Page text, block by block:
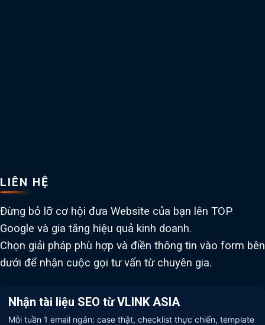
LIÊN HỆ
Đừng bỏ lỡ cơ hội đưa Website của bạn lên TOP
Google và gia tăng hiệu quả kinh doanh.
Chọn giải pháp phù hợp và điền thông tin vào form bên
dưới để nhận cuộc gọi tư vấn từ chuyên gia.
Nhận tài liệu SEO từ VLINK ASIA
Mỗi tuần 1 email ngắn: case thật, checklist thực chiến, template